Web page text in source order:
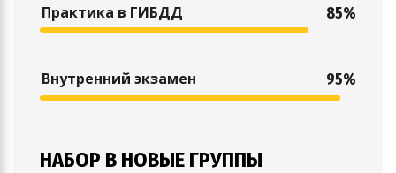
Практика в ГИБДД 85%
Внутренний экзамен 95%
НАБОР В НОВЫЕ ГРУППЫ